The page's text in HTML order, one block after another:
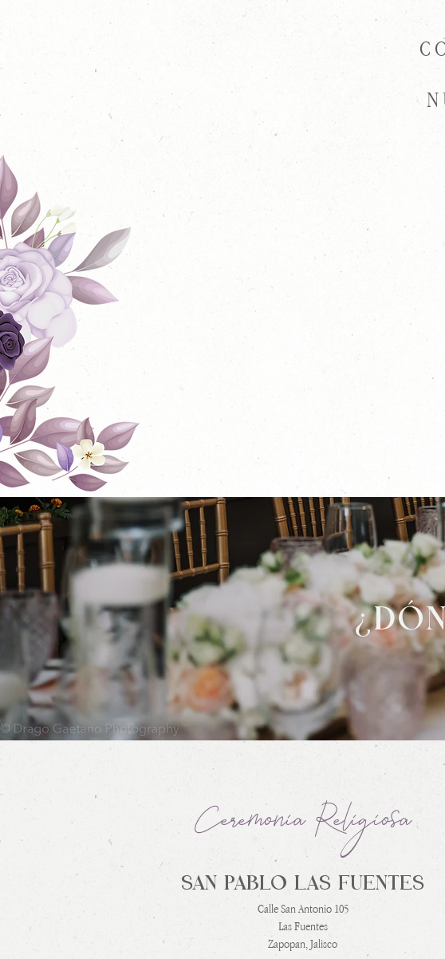
Ceremonia Religiosa
SAN PABLO LAS FUENTES
Calle San Antonio 105
Las Fuentes
Zapopan, Jalisco